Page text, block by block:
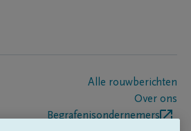
Alle rouwberichten
Over ons
Begrafenisondernemers